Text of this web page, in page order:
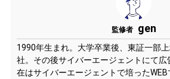
監修者 gen
1990年生まれ。大学卒業後、東証一部
社。その後サイバーエージェントにて広
在はサイバーエージェントで培った